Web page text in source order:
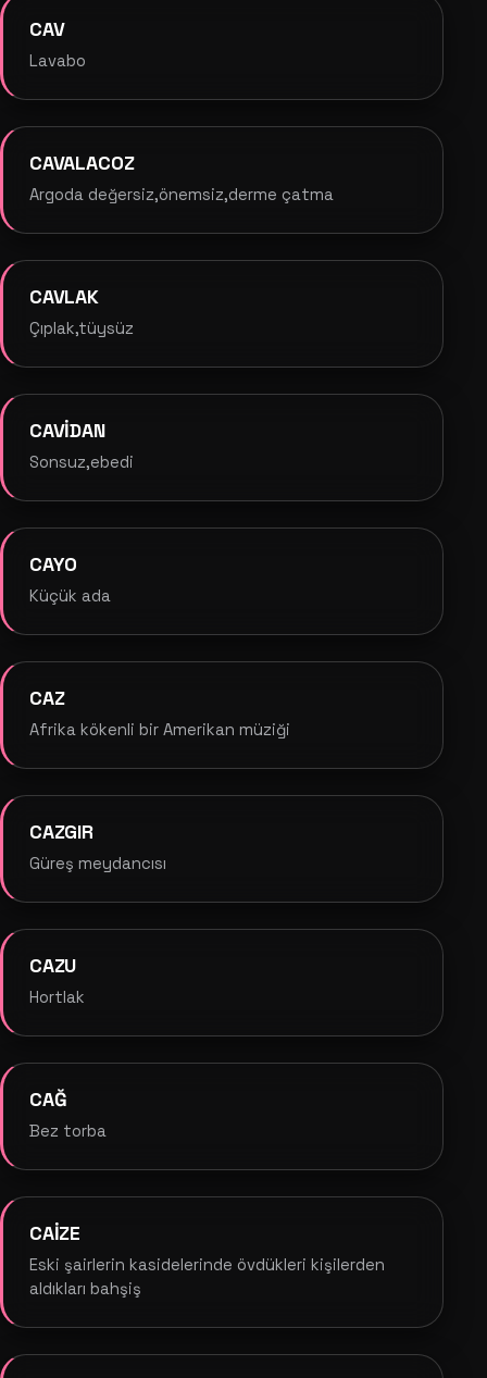
CAV
Lavabo
CAVALACOZ
Argoda değersiz,önemsiz,derme çatma
CAVLAK
Çıplak,tüysüz
CAVİDAN
Sonsuz,ebedi
CAYO
Küçük ada
CAZ
Afrika kökenli bir Amerikan müziği
CAZGIR
Güreş meydancısı
CAZU
Hortlak
CAĞ
Bez torba
CAİZE
Eski şairlerin kasidelerinde övdükleri kişilerden
aldıkları bahşiş